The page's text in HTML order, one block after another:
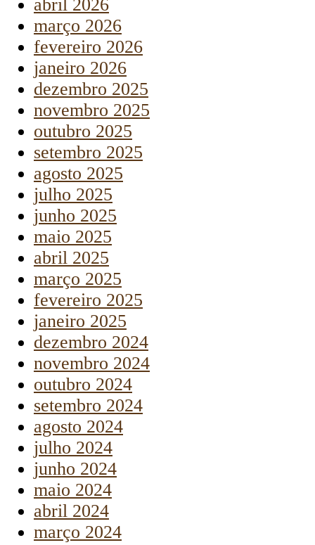
abril 2026
março 2026
fevereiro 2026
janeiro 2026
dezembro 2025
novembro 2025
outubro 2025
setembro 2025
agosto 2025
julho 2025
junho 2025
maio 2025
abril 2025
março 2025
fevereiro 2025
janeiro 2025
dezembro 2024
novembro 2024
outubro 2024
setembro 2024
agosto 2024
julho 2024
junho 2024
maio 2024
abril 2024
março 2024